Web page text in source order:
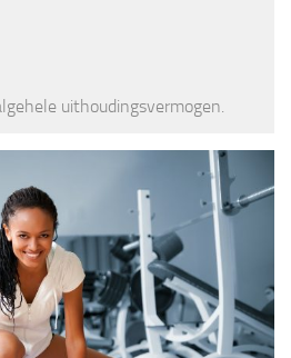
uithoudingsvermogen.